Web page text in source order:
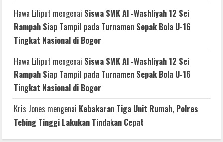
Hawa Liliput mengenai Siswa SMK Al -Washliyah 12 Sei
Rampah Siap Tampil pada Turnamen Sepak Bola U-16
Tingkat Nasional di Bogor
Hawa Liliput mengenai Siswa SMK Al -Washliyah 12 Sei
Rampah Siap Tampil pada Turnamen Sepak Bola U-16
Tingkat Nasional di Bogor
Kris Jones mengenai Kebakaran Tiga Unit Rumah, Polres
Tebing Tinggi Lakukan Tindakan Cepat